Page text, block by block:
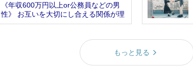
《年収600万円以上or公務員などの男
性》 お互いを大切にし合える関係が理
想
もっと見る